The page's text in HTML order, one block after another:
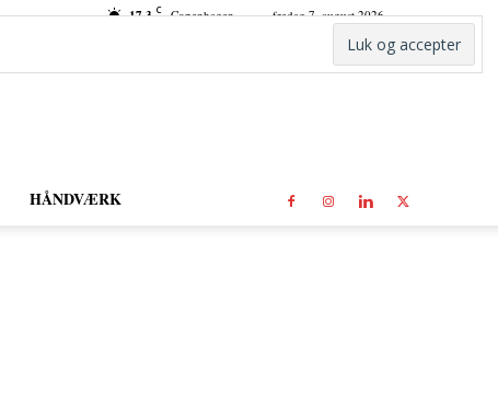
17.3 C Copenhagen fredag 7. august 2026
HÅNDVÆRK